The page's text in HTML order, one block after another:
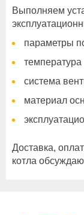
Выполняем
параметры
система
материал
Доставка,
котла